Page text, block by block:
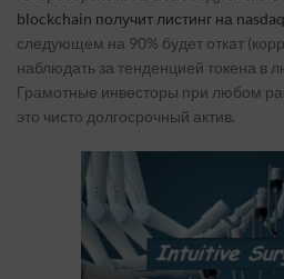
blockchain получит листинг на nasdaq
следующем на 90% будет откат
наблюдать за тенденцией токена в
Грамотные инвесторы при любом
это чисто долгосрочный актив.